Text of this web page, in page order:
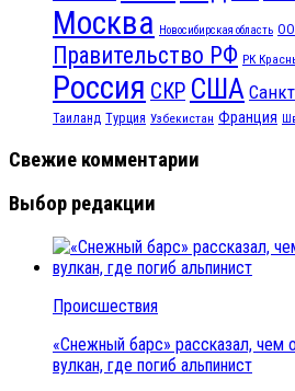
Москва Новосибирская область
Правительство РФ РК
Россия СКР США
Таиланд Турция Узбекистан Франция
Свежие комментарии
Выбор редакции
Происшествия
«Снежный барс» рассказал, чем
вулкан, где погиб альпинист